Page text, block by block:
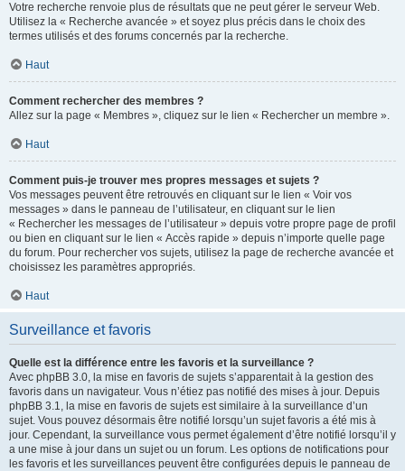
Votre recherche renvoie plus de résultats que ne peut gérer le serveur Web.
Utilisez la « Recherche avancée » et soyez plus précis dans le choix des
termes utilisés et des forums concernés par la recherche.
Haut
Comment rechercher des membres ?
Allez sur la page « Membres », cliquez sur le lien « Rechercher un membre ».
Haut
Comment puis-je trouver mes propres messages et sujets ?
Vos messages peuvent être retrouvés en cliquant sur le lien « Voir vos
messages » dans le panneau de l’utilisateur, en cliquant sur le lien
« Rechercher les messages de l’utilisateur » depuis votre propre page de profil
ou bien en cliquant sur le lien « Accès rapide » depuis n’importe quelle page
du forum. Pour rechercher vos sujets, utilisez la page de recherche avancée et
choisissez les paramètres appropriés.
Haut
Surveillance et favoris
Quelle est la différence entre les favoris et la surveillance ?
Avec phpBB 3.0, la mise en favoris de sujets s’apparentait à la gestion des
favoris dans un navigateur. Vous n’étiez pas notifié des mises à jour. Depuis
phpBB 3.1, la mise en favoris de sujets est similaire à la surveillance d’un
sujet. Vous pouvez désormais être notifié lorsqu’un sujet favoris a été mis à
jour. Cependant, la surveillance vous permet également d’être notifié lorsqu’il y
a une mise à jour dans un sujet ou un forum. Les options de notifications pour
les favoris et les surveillances peuvent être configurées depuis le panneau de